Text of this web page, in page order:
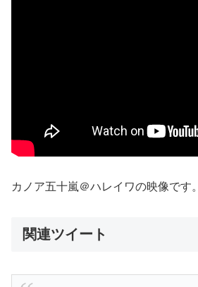
カノア五十嵐＠ハレイワの映像です。
関連ツイート